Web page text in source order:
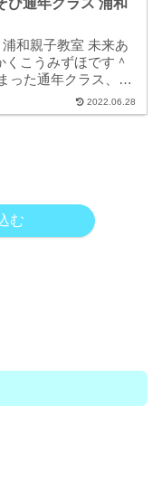
...
和親子教室 未来あ
くこうみずほです＾
った通年クラス、
活動レポートをお届け
〜3歳さん対象「ぐち
2022.06.28
む